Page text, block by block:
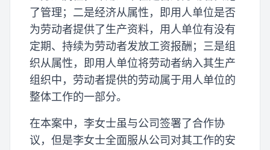
了管理；二是经济从属性，即用人单位是否
为劳动者提供了生产资料，用人单位有没有
定期、持续为劳动者发放工资报酬；三是组
织从属性，即用人单位将劳动者纳入其生产
组织中，劳动者提供的劳动属于用人单位的
整体工作的一部分。
在本案中，李女士虽与公司签署了合作协
议，但是李女士全面服从公司对其工作的安